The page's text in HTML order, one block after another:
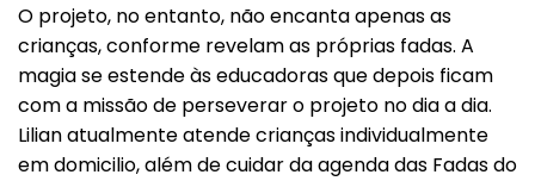
O projeto, no entanto, não encanta apenas as
crianças, conforme revelam as próprias fadas. A
magia se estende às educadoras que depois ficam
com a missão de perseverar o projeto no dia a dia.
Lilian atualmente atende crianças individualmente
em domicilio, além de cuidar da agenda das Fadas do